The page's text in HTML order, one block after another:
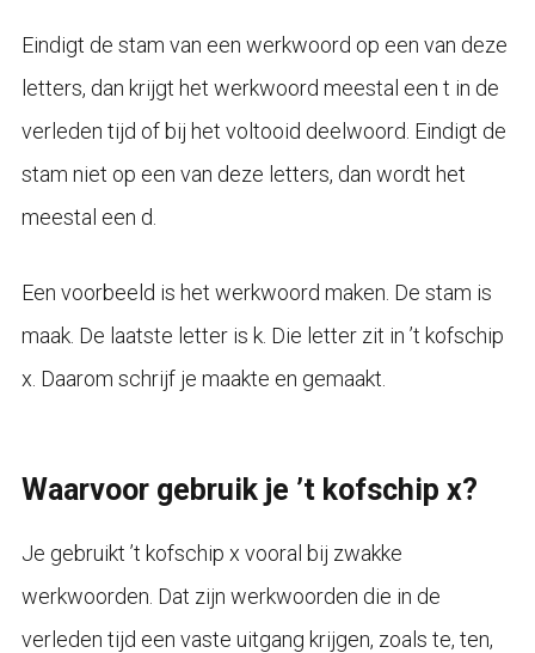
Eindigt de stam van een werkwoord op een van deze
letters, dan krijgt het werkwoord meestal een t in de
verleden tijd of bij het voltooid deelwoord. Eindigt de
stam niet op een van deze letters, dan wordt het
meestal een d.
Een voorbeeld is het werkwoord maken. De stam is
maak. De laatste letter is k. Die letter zit in ’t kofschip
x. Daarom schrijf je maakte en gemaakt.
Waarvoor gebruik je ’t kofschip x?
Je gebruikt ’t kofschip x vooral bij zwakke
werkwoorden. Dat zijn werkwoorden die in de
verleden tijd een vaste uitgang krijgen, zoals te, ten,